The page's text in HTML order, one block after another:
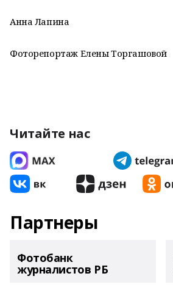
Анна Лапина
Фоторепортаж Елены Торгашовой
Читайте нас
Партнеры
Фотобанк
журналистов РБ